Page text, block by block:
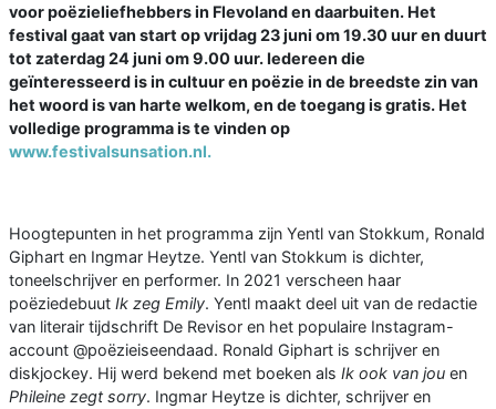
voor poëzieliefhebbers in Flevoland en daarbuiten. Het
festival gaat van start op vrijdag 23 juni om 19.30 uur en duurt
tot zaterdag 24 juni om 9.00 uur. Iedereen die
geïnteresseerd is in cultuur en poëzie in de breedste zin van
het woord is van harte welkom, en de toegang is gratis. Het
volledige programma is te vinden op
www.festivalsunsation.nl.
Hoogtepunten in het programma zijn Yentl van Stokkum, Ronald
Giphart en Ingmar Heytze. Yentl van Stokkum is dichter,
toneelschrijver en performer. In 2021 verscheen haar
poëziedebuut Ik zeg Emily. Yentl maakt deel uit van de redactie
van literair tijdschrift De Revisor en het populaire Instagram-
account @poëzieiseendaad. Ronald Giphart is schrijver en
diskjockey. Hij werd bekend met boeken als Ik ook van jou en
Phileine zegt sorry. Ingmar Heytze is dichter, schrijver en